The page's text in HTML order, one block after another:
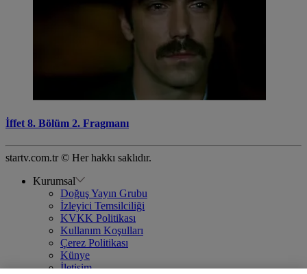
İffet 8. Bölüm 2. Fragmanı
startv.com.tr © Her hakkı saklıdır.
Kurumsal
Doğuş Yayın Grubu
İzleyici Temsilciliği
KVKK Politikası
Kullanım Koşulları
Çerez Politikası
Künye
İletişim